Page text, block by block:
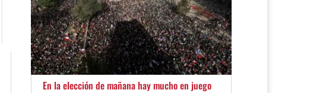
En la elección de mañana hay mucho en juego